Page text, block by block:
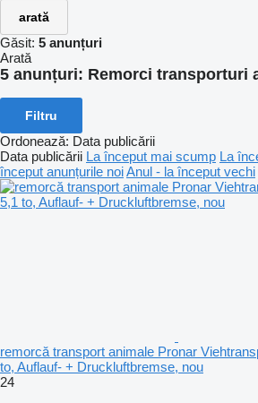
arată
Găsit: 5 anunțuri
Arată
5 anunțuri: Remorci transporturi
Filtru
Ordonează: Data publicării
Data publicării La început mai scump La
început anunțurile noiAnul - la început vechi
remorcă transport animale Pronar
to, Auflauf- + Druckluftbremse, nou
24